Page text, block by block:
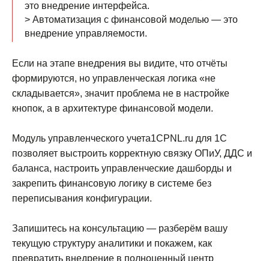
это внедрение интерфейса.
> Автоматизация с финансовой моделью — это
внедрение управляемости.
Если на этапе внедрения вы видите, что отчёты
формируются, но управленческая логика «не
складывается», значит проблема не в настройке
кнопок, а в архитектуре финансовой модели.
Модуль управленческого учета1СPNL.ru для 1С
позволяет выстроить корректную связку ОПиУ, ДДС и
баланса, настроить управленческие дашборды и
закрепить финансовую логику в системе без
переписывания конфигурации.
Запишитесь на консультацию — разберём вашу
текущую структуру аналитики и покажем, как
превратить внедрение в полноценный центр